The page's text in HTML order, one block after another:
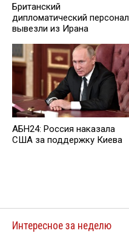
Британский
дипломатический персонал
вывезли из Ирана
АБН24: Россия наказала
США за поддержку Киева
Интересное за неделю